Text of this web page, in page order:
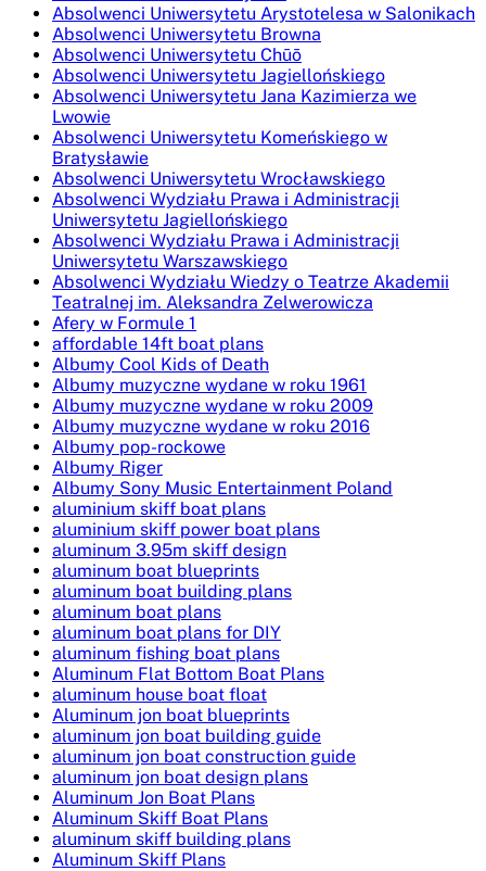
Absolwenci Uniwersytetu Arystotelesa w Salonikach
Absolwenci Uniwersytetu Browna
Absolwenci Uniwersytetu Chūō
Absolwenci Uniwersytetu Jagiellońskiego
Absolwenci Uniwersytetu Jana Kazimierza we
Lwowie
Absolwenci Uniwersytetu Komeńskiego w
Bratysławie
Absolwenci Uniwersytetu Wrocławskiego
Absolwenci Wydziału Prawa i Administracji
Uniwersytetu Jagiellońskiego
Absolwenci Wydziału Prawa i Administracji
Uniwersytetu Warszawskiego
Absolwenci Wydziału Wiedzy o Teatrze Akademii
Teatralnej im. Aleksandra Zelwerowicza
Afery w Formule 1
affordable 14ft boat plans
Albumy Cool Kids of Death
Albumy muzyczne wydane w roku 1961
Albumy muzyczne wydane w roku 2009
Albumy muzyczne wydane w roku 2016
Albumy pop-rockowe
Albumy Riger
Albumy Sony Music Entertainment Poland
aluminium skiff boat plans
aluminium skiff power boat plans
aluminum 3.95m skiff design
aluminum boat blueprints
aluminum boat building plans
aluminum boat plans
aluminum boat plans for DIY
aluminum fishing boat plans
Aluminum Flat Bottom Boat Plans
aluminum house boat float
Aluminum jon boat blueprints
aluminum jon boat building guide
aluminum jon boat construction guide
aluminum jon boat design plans
Aluminum Jon Boat Plans
Aluminum Skiff Boat Plans
aluminum skiff building plans
Aluminum Skiff Plans